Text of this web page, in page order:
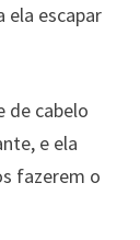
ela escapar
de cabelo
e ela
fazerem o